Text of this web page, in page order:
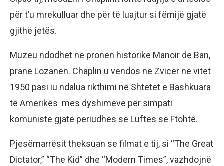
për t’u mrekulluar dhe për të luajtur si fëmijë gjatë
gjithë jetës.
Muzeu ndodhet në pronën historike Manoir de Ban,
pranë Lozanën. Chaplin u vendos në Zvicër në vitet
1950 pasi iu ndalua rikthimi në Shtetet e Bashkuara
të Amerikës mes dyshimeve për simpati
komuniste gjatë periudhës së Luftës së Ftohtë.
Pjesëmarrësit theksuan se filmat e tij, si “The Great
Dictator,” “The Kid” dhe “Modern Times”, vazhdojnë